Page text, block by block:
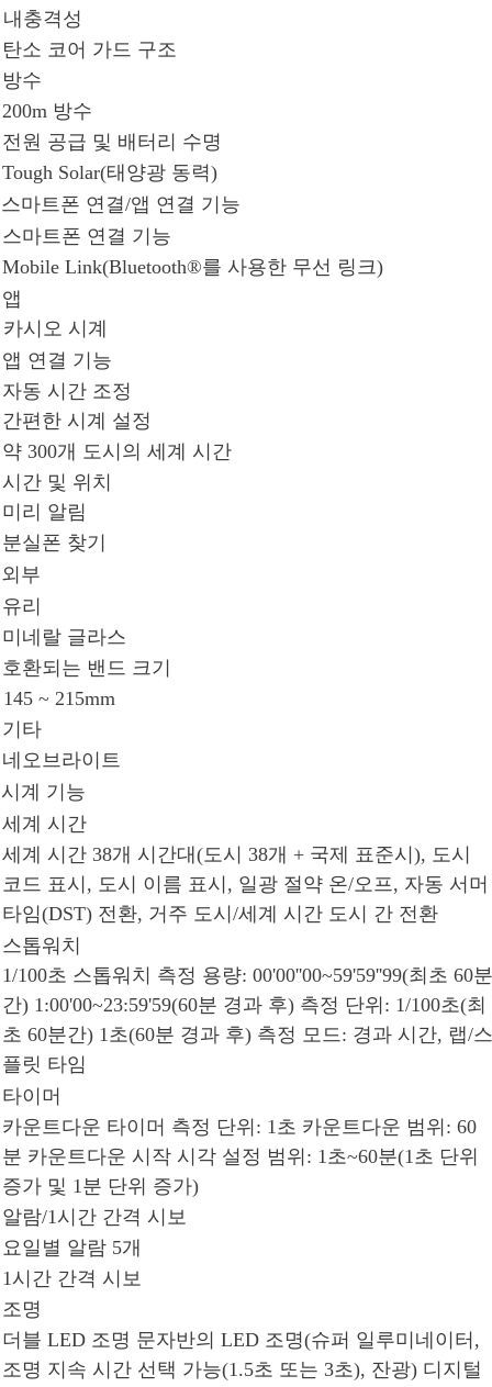
내충격성
탄소 코어 가드 구조
방수
200m 방수
전원 공급 및 배터리 수명
Tough Solar(태양광 동력)
스마트폰 연결/앱 연결 기능
스마트폰 연결 기능
Mobile Link(Bluetooth®를 사용한 무선 링크)
앱
카시오 시계
앱 연결 기능
자동 시간 조정
간편한 시계 설정
약 300개 도시의 세계 시간
시간 및 위치
미리 알림
분실폰 찾기
외부
유리
미네랄 글라스
호환되는 밴드 크기
145 ~ 215mm
기타
네오브라이트
시계 기능
세계 시간
세계 시간 38개 시간대(도시 38개 + 국제 표준시), 도시
코드 표시, 도시 이름 표시, 일광 절약 온/오프, 자동 서머
타임(DST) 전환, 거주 도시/세계 시간 도시 간 전환
스톱워치
1/100초 스톱워치 측정 용량: 00'00''00~59'59''99(최초 60
간) 1:00'00~23:59'59(60분 경과 후) 측정 단위: 1/100초(최
초 60분간) 1초(60분 경과 후) 측정 모드: 경과 시간, 랩/
플릿 타임
타이머
카운트다운 타이머 측정 단위: 1초 카운트다운 범위: 60
분 카운트다운 시작 시각 설정 범위: 1초~60분(1초 단위
증가 및 1분 단위 증가)
알람/1시간 간격 시보
요일별 알람 5개
1시간 간격 시보
조명
더블 LED 조명 문자반의 LED 조명(슈퍼 일루미네이터,
조명 지속 시간 선택 가능(1.5초 또는 3초), 잔광) 디지털